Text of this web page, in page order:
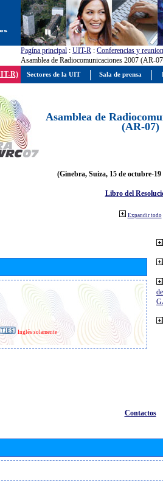
Pagína principal : UIT-R : Conferencias y
Asamblea de Radiocomunicaciones 2007 (AR-
R)
Asamblea de
(AR-07)
(Ginebra, Suiza, 15 de octubre-19
Libro del
Expandir todo
Inglés solamente
Contactos
Sectores de la UIT Sala de prensa